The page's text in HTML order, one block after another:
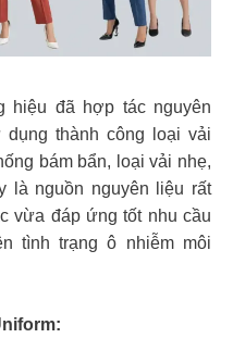
hiệu đã hợp tác nguyên
thành công loại vải
bám bẩn, loại vải nhẹ,
nguồn nguyên liệu rất
vừa đáp ứng tốt nhu cầu
tình trạng ô nhiễm môi